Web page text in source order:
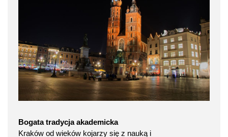
Bogata tradycja akademicka
Kraków od wieków kojarzy się z nauką i